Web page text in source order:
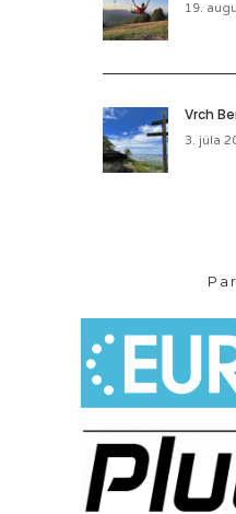
19.
Vrch
3. júla